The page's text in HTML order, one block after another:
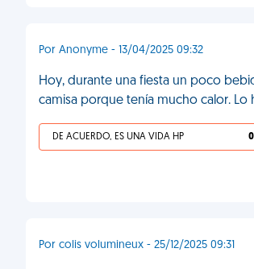
Por Anonyme - 13/04/2025 09:32
Hoy, durante una fiesta un poco
camisa porque tenía mucho calor. Lo
DE ACUERDO, ES UNA VIDA HP 0
Por colis volumineux - 25/12/2025 09:31